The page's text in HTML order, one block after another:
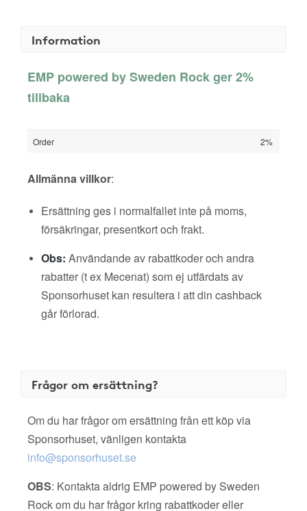
Information
EMP powered by Sweden Rock ger 2%
tillbaka
Order 2%
Allmänna villkor:
Ersättning ges i normalfallet inte på moms,
försäkringar, presentkort och frakt.
Obs: Användande av rabattkoder och andra
rabatter (t ex Mecenat) som ej utfärdats av
Sponsorhuset kan resultera i att din cashback
går förlorad.
Frågor om ersättning?
Om du har frågor om ersättning från ett köp via
Sponsorhuset, vänligen kontakta
info@sponsorhuset.se
OBS: Kontakta aldrig EMP powered by Sweden
Rock om du har frågor kring rabattkoder eller